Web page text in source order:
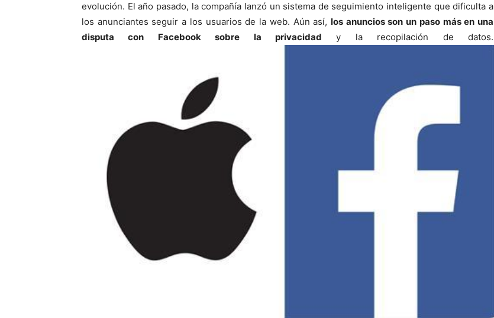
evolución. El año pasado, la compañía lanzó un sistema de seguimiento inteligente que dificulta a
los anunciantes seguir a los usuarios de la web. Aún así, los anuncios son un paso más en una
disputa con Facebook sobre la privacidad y la recopilación de datos.